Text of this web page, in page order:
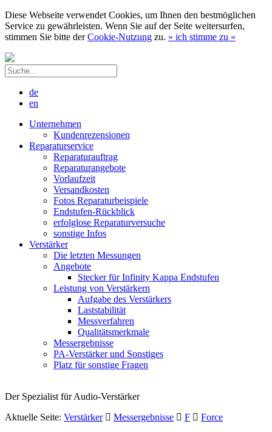
Diese Webseite verwendet Cookies, um Ihnen den bestmöglichen
Service zu gewährleisten. Wenn Sie auf der Seite weitersurfen,
stimmen Sie bitte derCookie-Nutzung zu. » ich stimme zu «
de
en
Unternehmen
Kundenrezensionen
Reparaturservice
Reparaturauftrag
Reparaturangebote
Vorlaufzeit
Versandkosten
Fotos Reparaturbeispiele
Endstufen-Rückblick
erfolglose Reparaturversuche
sonstige Infos
Verstärker
Die letzten Messungen
Angebote
Stecker für Infinity Kappa Endstufen
Leistung von Verstärkern
Aufgabe des Verstärkers
Laststabilität
Messverfahren
Qualitätsmerkmale
Messergebnisse
PA-Verstärker und Sonstiges
Platz für sonstige Fragen
Der Spezialist für Audio-Verstärker
Aktuelle Seite: Verstärker Messergebnisse F
Force